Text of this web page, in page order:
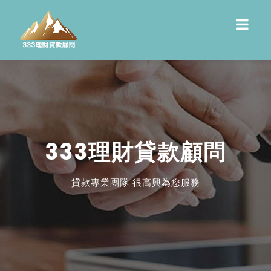
333理財貸款顧問
貸款專業團隊 很高興為您服務